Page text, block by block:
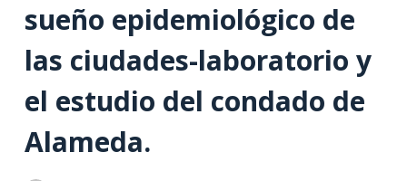
sueño epidemiológico de
las ciudades-laboratorio y
el estudio del condado de
Alameda.